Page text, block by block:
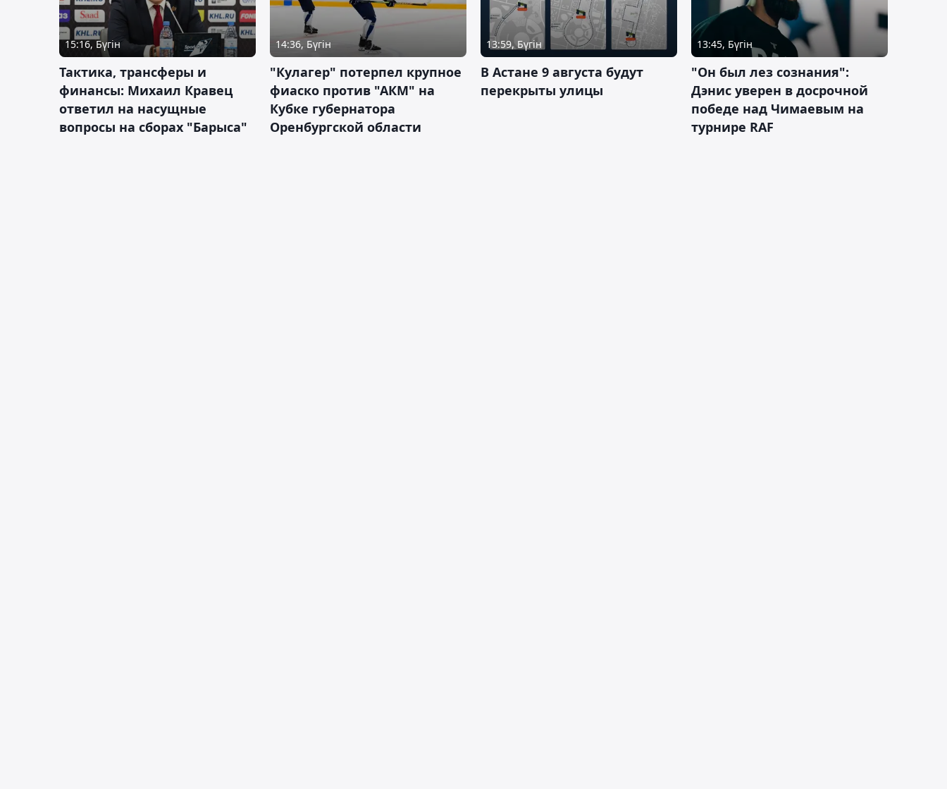
15:16, Бүгін
Тактика, трансферы и
финансы: Михаил Кравец
ответил на насущные
вопросы на сборах "Барыса"
14:36, Бүгін
"Кулагер" потерпел крупное
фиаско против "АКМ" на
Кубке губернатора
Оренбургской области
13:59, Бүгін
В Астане 9 августа будут
перекрыты улицы
13:45, Бүгін
"Он был лез сознания":
Дэнис уверен в досрочной
победе над Чимаевым на
турнире RAF